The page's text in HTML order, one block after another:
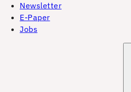
Newsletter
E-Paper
Jobs